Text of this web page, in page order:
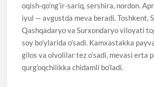
oqish-qo’ng’ir-sariq, sershira, nordon.
iyul — avgustda meva beradi. Toshkent,
Qashqadaryo va Surxondaryo viloyati
soy bo’ylarida o’sadi. Kamxastakka
gilos va olvolilar tez o’sadi, mevasi erta
qurg’oqchilikka chidamli bo’ladi.